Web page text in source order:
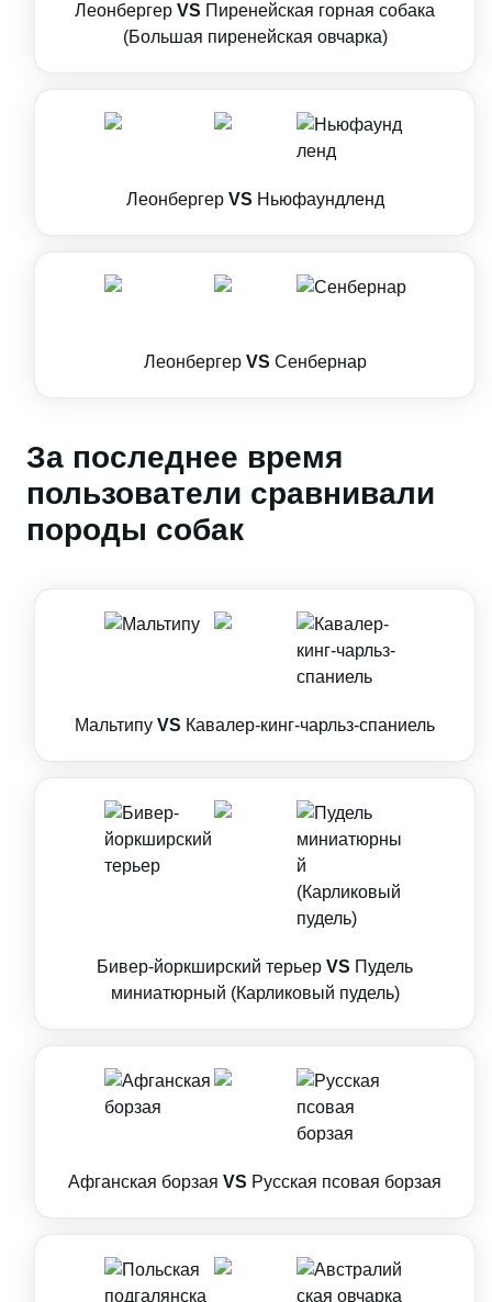
Леонбергер VS Пиренейская горная собака
(Большая пиренейская овчарка)
Леонбергер VS Ньюфаундленд
Леонбергер VS Сенбернар
За последнее время
пользователи сравнивали
породы собак
Мальтипу VS Кавалер-кинг-чарльз-спаниель
Бивер-йоркширский терьер VS Пудель
миниатюрный (Карликовый пудель)
Афганская борзая VS Русская псовая борзая